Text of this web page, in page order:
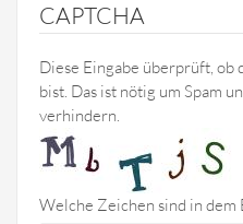
CAPTCHA
Diese Eingabe überprüft, ob
bist. Das ist nötig um Spam
verhindern.
Welche Zeichen sind in dem